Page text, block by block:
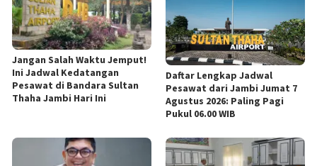
Jangan Salah Waktu Jemput!
Ini Jadwal Kedatangan
Pesawat di Bandara Sultan
Thaha Jambi Hari Ini
Daftar Lengkap Jadwal
Pesawat dari Jambi Jumat 7
Agustus 2026: Paling Pagi
Pukul 06.00 WIB